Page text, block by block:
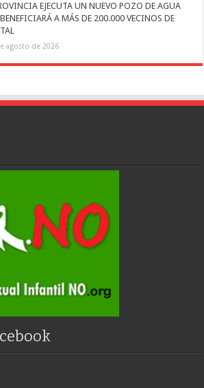
EJECUTA UN NUEVO POZO DE AGUA
A MÁS DE 200.000 VECINOS DE
agosto de 2026